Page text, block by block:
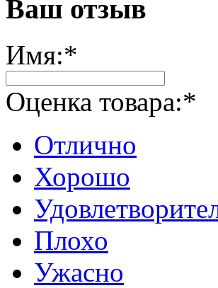
Ваш отзыв
Имя:*
Оценка товара:*
Отлично
Хорошо
Плохо
Ужасно